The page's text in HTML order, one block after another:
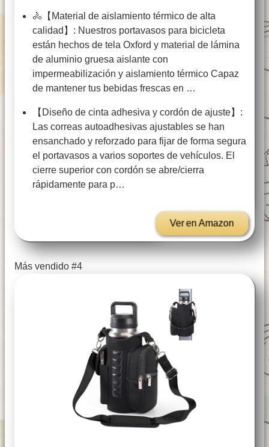
🚴【Material de aislamiento térmico de alta
calidad】: Nuestros portavasos para bicicleta
están hechos de tela Oxford y material de lámina
de aluminio gruesa aislante con
impermeabilización y aislamiento térmico Capaz
de mantener tus bebidas frescas en …
【Diseño de cinta adhesiva y cordón de ajuste】:
Las correas autoadhesivas ajustables se han
ensanchado y reforzado para fijar de forma segura
el portavasos a varios soportes de vehículos. El
cierre superior con cordón se abre/cierra
rápidamente para p…
Ver en Amazon
Más vendido #4